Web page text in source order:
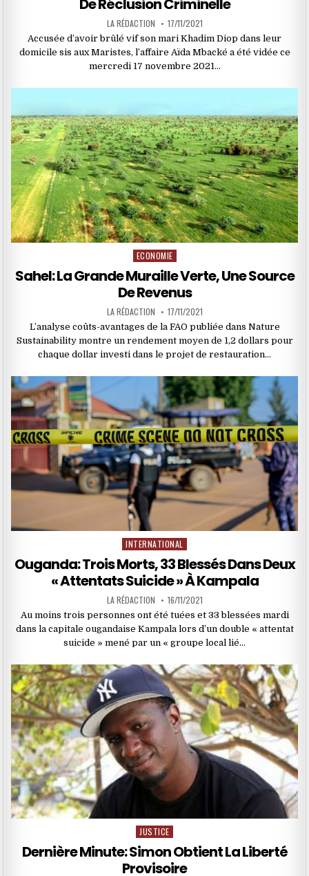
De Réclusion Criminelle
LA RÉDACTION 17/11/2021
Accusée d’avoir brûlé vif son mari Khadim Diop dans leur
domicile sis aux Maristes, l’affaire Aïda Mbacké a été vidée ce
mercredi 17 novembre 2021…
Posted
in
ECONOMIE
Sahel: La Grande Muraille Verte, Une Source
De Revenus
LA RÉDACTION 17/11/2021
L’analyse coûts-avantages de la FAO publiée dans Nature
Sustainability montre un rendement moyen de 1,2 dollars pour
chaque dollar investi dans le projet de restauration…
Posted
in
INTERNATIONAL
Ouganda: Trois Morts, 33 Blessés Dans Deux
« Attentats Suicide » À Kampala
LA RÉDACTION 16/11/2021
Au moins trois personnes ont été tuées et 33 blessées mardi
dans la capitale ougandaise Kampala lors d’un double « attentat
suicide » mené par un « groupe local lié…
Posted
in
JUSTICE
Dernière Minute: Simon Obtient La Liberté
Provisoire